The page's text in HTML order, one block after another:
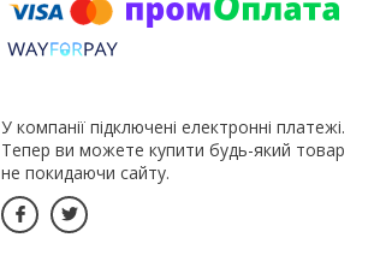
У компанії підключені електронні платежі.
Тепер ви можете купити будь-який товар
не покидаючи сайту.